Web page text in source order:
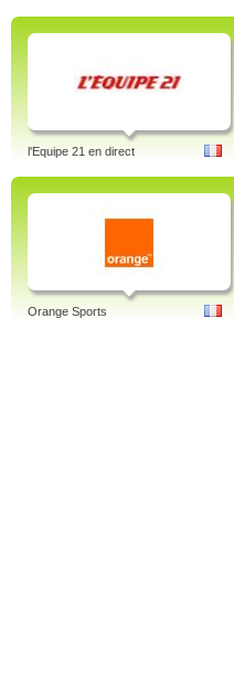
l'Equipe 21 en direct
Orange Sports